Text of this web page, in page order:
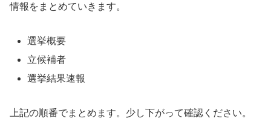
情報をまとめていきます。
選挙概要
立候補者
選挙結果速報
上記の順番でまとめます。少し下がって確認ください。